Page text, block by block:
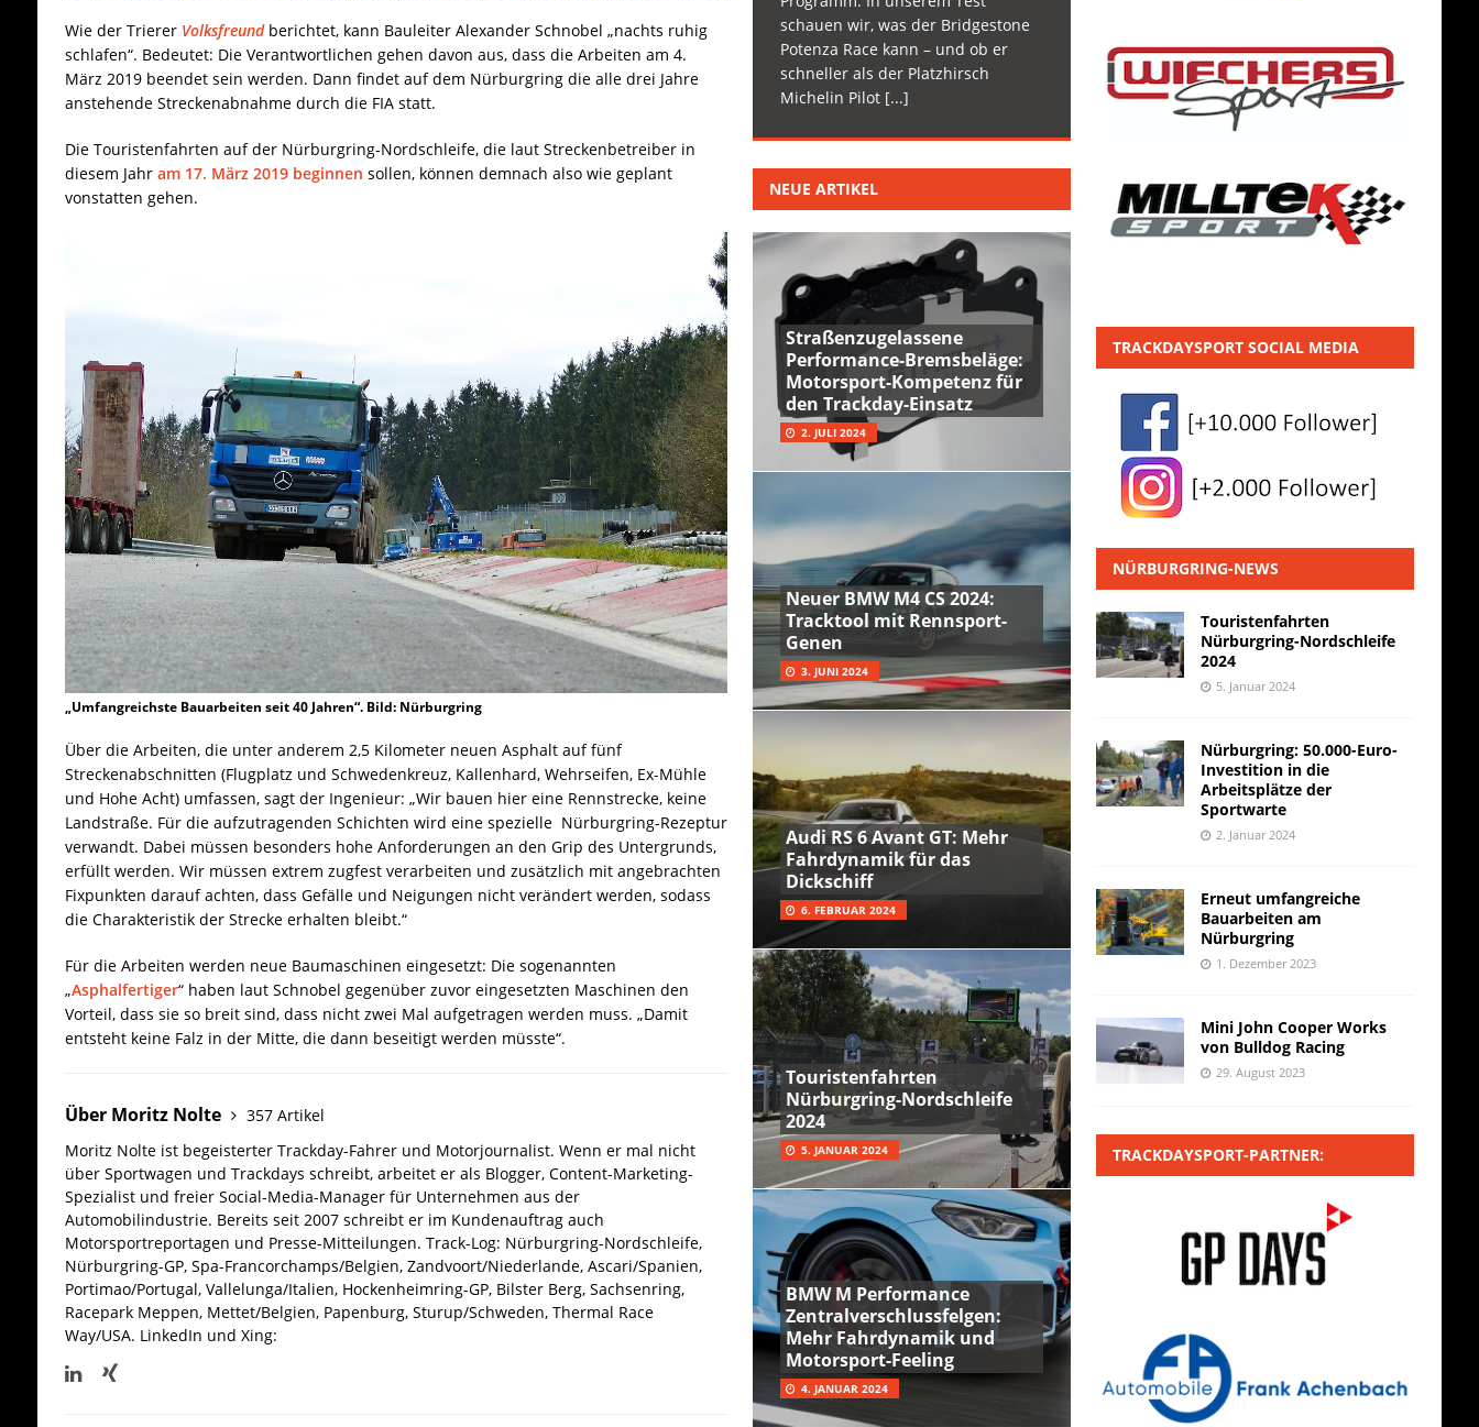
Wie der Trierer Volksfreundberichtet, kann Bauleiter Alexander Schnobel „nachts ruhig
schlafen“. Bedeutet: Die Verantwortlichen gehen davon aus, dass die Arbeiten am 4.
März 2019 beendet sein werden. Dann findet auf dem Nürburgring die alle drei Jahre
anstehende Streckenabnahme durch die FIA statt.
Die Touristenfahrten auf der Nürburgring-Nordschleife, die laut Streckenbetreiber in
diesem Jahr am 17. März 2019 beginnen sollen, können demnach also wie geplant
vonstatten gehen.
„Umfangreichste Bauarbeiten seit 40 Jahren“. Bild: Nürburgring
Über die Arbeiten, die unter anderem 2,5 Kilometer neuen Asphalt auf fünf
Streckenabschnitten (Flugplatz und Schwedenkreuz, Kallenhard, Wehrseifen, Ex-Mühle
und Hohe Acht) umfassen, sagt der Ingenieur: „Wir bauen hier eine Rennstrecke, keine
Landstraße. Für die aufzutragenden Schichten wird eine spezielle Nürburgring-Rezeptur
verwandt. Dabei müssen besonders hohe Anforderungen an den Grip des Untergrunds,
erfüllt werden. Wir müssen extrem zugfest verarbeiten und zusätzlich mit angebrachten
Fixpunkten darauf achten, dass Gefälle und Neigungen nicht verändert werden, sodass
die Charakteristik der Strecke erhalten bleibt.“
Für die Arbeiten werden neue Baumaschinen eingesetzt: Die sogenannten
„Asphalfertiger“ haben laut Schnobel gegenüber zuvor eingesetzten Maschinen den
Vorteil, dass sie so breit sind, dass nicht zwei Mal aufgetragen werden muss. „Damit
entsteht keine Falz in der Mitte, die dann beseitigt werden müsste“.
Über Moritz Nolte
357 Artikel
Moritz Nolte ist begeisterter Trackday-Fahrer und Motorjournalist. Wenn er mal nicht
über Sportwagen und Trackdays schreibt, arbeitet er als Blogger, Content-Marketing-
Spezialist und freier Social-Media-Manager für Unternehmen aus der
Automobilindustrie. Bereits seit 2007 schreibt er im Kundenauftrag auch
Motorsportreportagen und Presse-Mitteilungen. Track-Log: Nürburgring-Nordschleife,
Nürburgring-GP, Spa-Francorchamps/Belgien, Zandvoort/Niederlande, Ascari/Spanien,
Portimao/Portugal, Vallelunga/Italien, Hockenheimring-GP, Bilster Berg, Sachsenring,
Racepark Meppen, Mettet/Belgien, Papenburg, Sturup/Schweden, Thermal Race
Way/USA. LinkedIn und Xing:
schauen wir, was der Bridgestone
Potenza Race kann – und ob er
schneller als der Platzhirsch
Michelin Pilot [...]
NEUE ARTIKEL
Straßenzugelassene
Performance-Bremsbeläge:
Motorsport-Kompetenz für
den Trackday-Einsatz
2. JULI 2024
Neuer BMW M4 CS 2024:
Tracktool mit Rennsport-
Genen
3. JUNI 2024
Audi RS 6 Avant GT: Mehr
Fahrdynamik für das
Dickschiff
6. FEBRUAR 2024
Touristenfahrten
Nürburgring-Nordschleife
2024
5. JANUAR 2024
BMW M Performance
Zentralverschlussfelgen:
Mehr Fahrdynamik und
Motorsport-Feeling
4. JANUAR 2024
TRACKDAYSPORT SOCIAL MEDIA
NÜRBURGRING-NEWS
Touristenfahrten
Nürburgring-Nordschleife
2024
5. Januar 2024
Nürburgring: 50.000-Euro-
Investition in die
Arbeitsplätze der
Sportwarte
2. Januar 2024
Erneut umfangreiche
Bauarbeiten am
Nürburgring
1. Dezember 2023
Mini John Cooper Works
von Bulldog Racing
29. August 2023
TRACKDAYSPORT-PARTNER: